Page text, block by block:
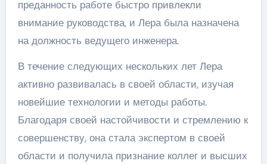
преданность работе быстро привлекли
внимание руководства, и Лера была назначена
на должность ведущего инженера.
В течение следующих нескольких лет Лера
активно развивалась в своей области, изучая
новейшие технологии и методы работы.
Благодаря своей настойчивости и стремлению к
совершенству, она стала экспертом в своей
области и получила признание коллег и высших